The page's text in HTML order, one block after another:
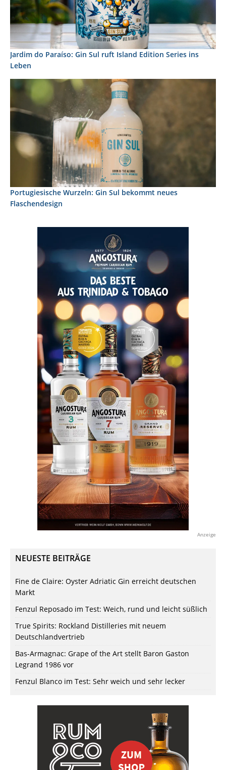
Jardim do Paraíso: Gin Sul ruft Island Edition Series ins
Leben
Portugiesische Wurzeln: Gin Sul bekommt neues
Flaschendesign
Anzeige
NEUESTE BEITRÄGE
Fine de Claire: Oyster Adriatic Gin erreicht deutschen
Markt
Fenzul Reposado im Test: Weich, rund und leicht süßlich
True Spirits: Rockland Distilleries mit neuem
Deutschlandvertrieb
Bas-Armagnac: Grape of the Art stellt Baron Gaston
Legrand 1986 vor
Fenzul Blanco im Test: Sehr weich und sehr lecker